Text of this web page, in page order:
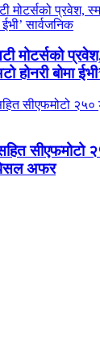
मोटर्सको प्रवेश,
होनरी बोमा
अफर